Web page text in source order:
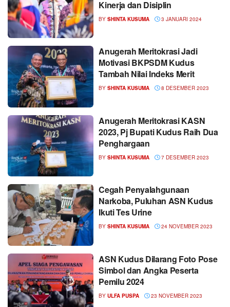
Kinerja dan Disiplin
BY SHINTA KUSUMA 3 JANUARI 2024
Anugerah Meritokrasi Jadi
Motivasi BKPSDM Kudus
Tambah Nilai Indeks Merit
BY SHINTA KUSUMA 8 DESEMBER 2023
Anugerah Meritokrasi KASN
2023, Pj Bupati Kudus Raih Dua
Penghargaan
BY SHINTA KUSUMA 7 DESEMBER 2023
Cegah Penyalahgunaan
Narkoba, Puluhan ASN Kudus
Ikuti Tes Urine
BY SHINTA KUSUMA 24 NOVEMBER 2023
ASN Kudus Dilarang Foto Pose
Simbol dan Angka Peserta
Pemilu 2024
BY ULFA PUSPA 23 NOVEMBER 2023